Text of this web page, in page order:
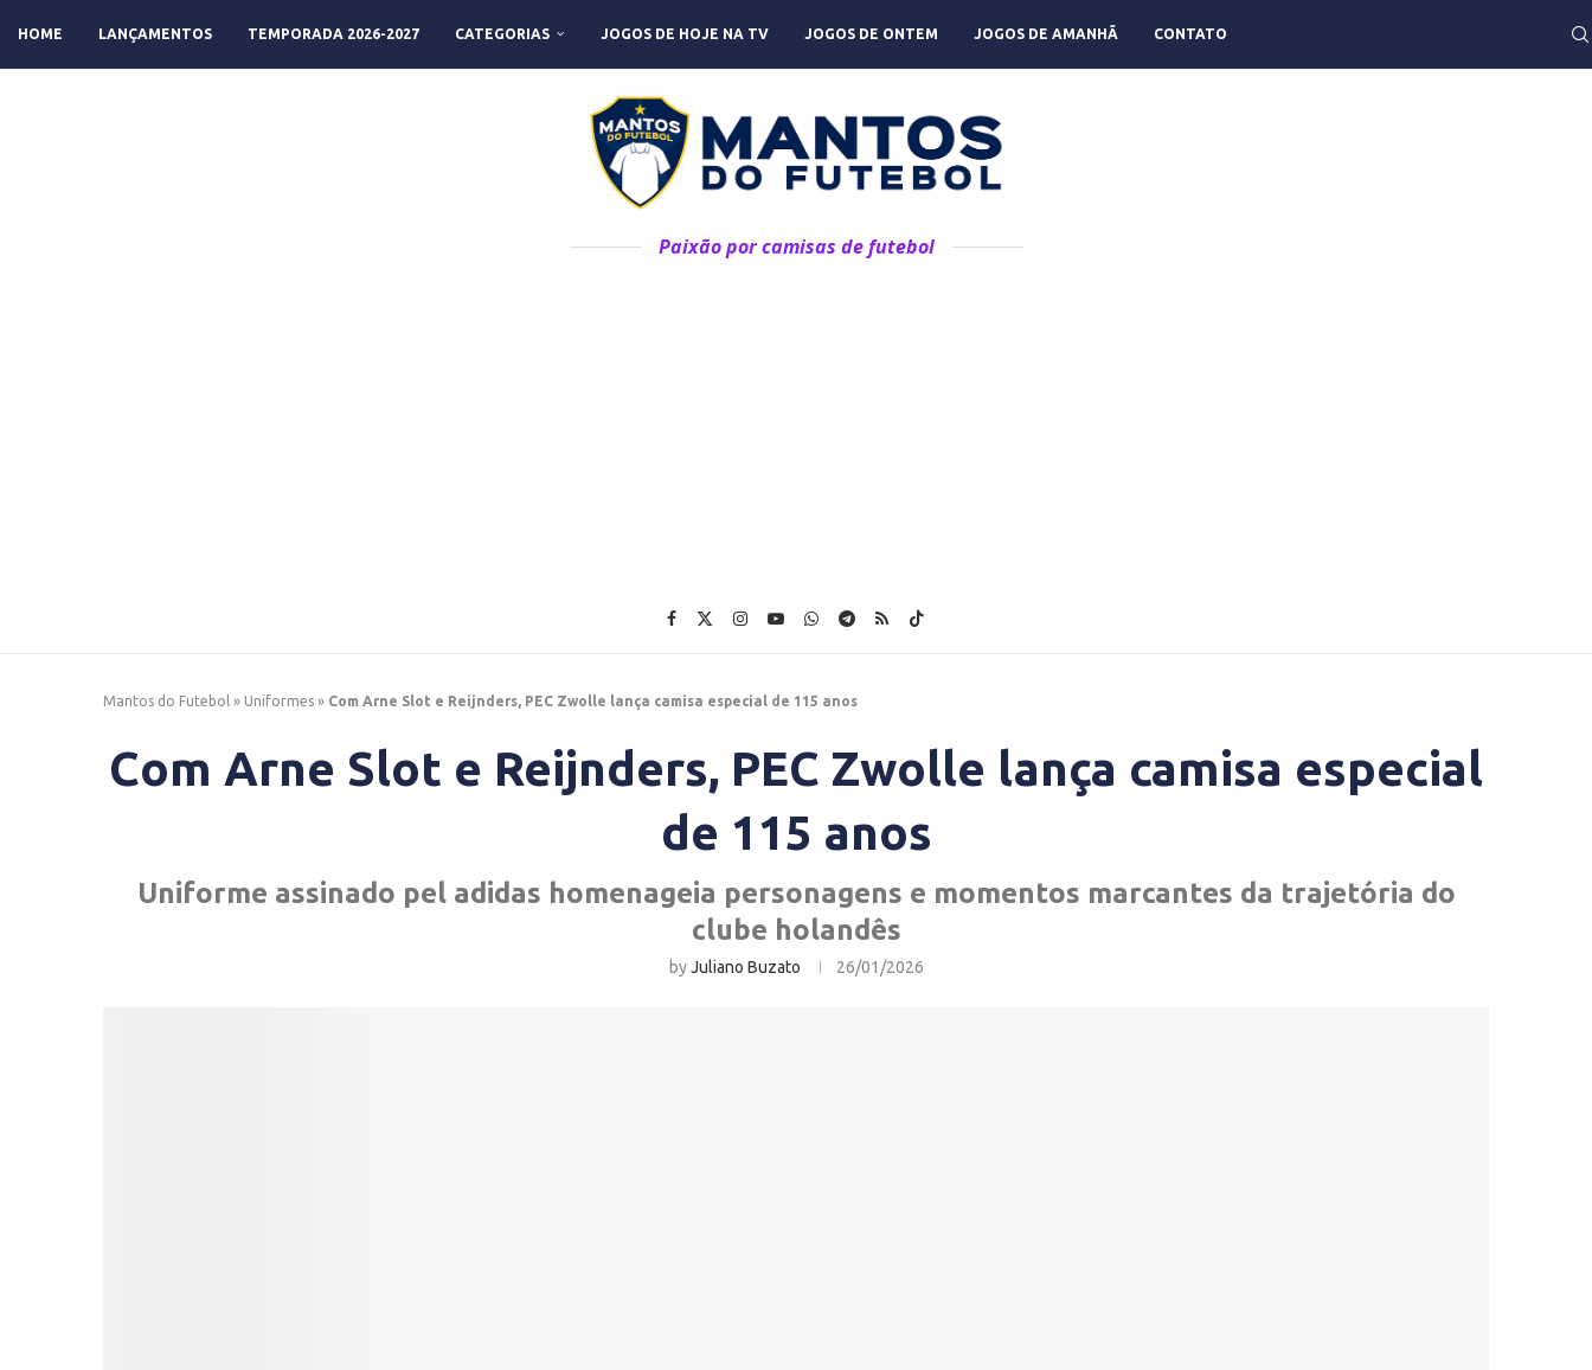
HOME LANÇAMENTOS TEMPORADA 2026-2027 CATEGORIAS JOGOS DE HOJE NA TV JOGOS DE ONTEM JOGOS DE AMANHÃ CONTATO
Paixão por camisas de futebol
Mantos do Futebol » Uniformes » Com Arne Slot e Reijnders, PEC Zwolle lança camisa especial de 115 anos
Com Arne Slot e Reijnders, PEC Zwolle lança camisa especial
de 115 anos
Uniforme assinado pel adidas homenageia personagens e momentos marcantes da trajetória do
clube holandês
byJuliano Buzato 26/01/2026